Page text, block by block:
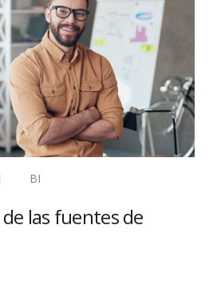
BI
las fuentes de